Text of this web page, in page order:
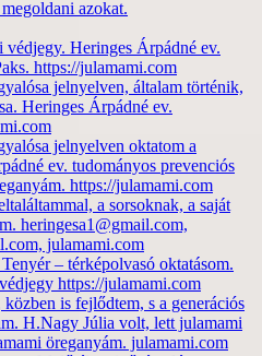
azokat.
védjegy. Heringes Árpádné ev.
https://julamami.com
jelnyelven, általam történik,
Heringes Árpádné ev.
jelnyelven oktatom a
ev. tudományos prevenciós
https://julamami.com
a sorsoknak, a saját
heringesa1@gmail.com,
julamami.com
– térképolvasó oktatásom.
https://julamami.com
is fejlődtem, s a generációs
H.Nagy Júlia volt, lett julamami
öreganyám. julamami.com